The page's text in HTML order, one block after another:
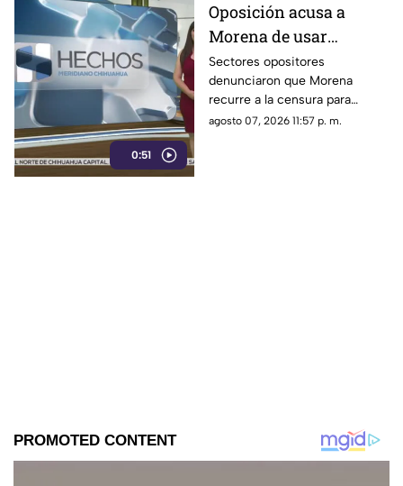
0:51
Oposición acusa a
Morena de usar
censura para ocultar
seńalamientos de
narcopolítica
Sectores opositores
denunciaron que Morena
recurre a la censura para
imponer su versión oficial y
agosto 07, 2026 11:57 p. m.